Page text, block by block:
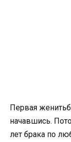
Первая
начавшись.
лет брака по